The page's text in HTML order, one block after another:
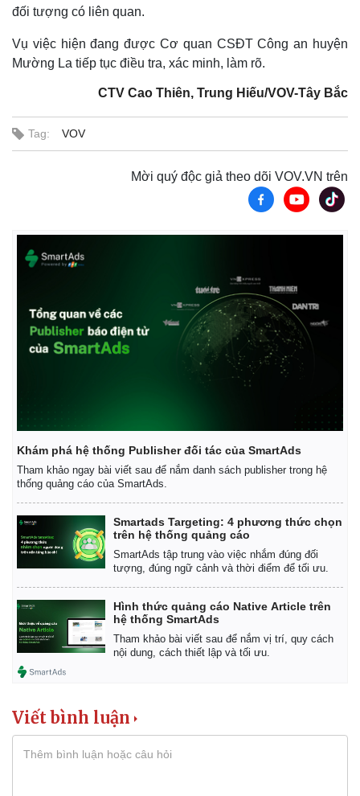
Quan sát
E-Magazine
Infographic
đối tượng có liên quan.
Vụ việc hiện đang được Cơ quan CSĐT Công an huyện
Mường La tiếp tục điều tra, xác minh, làm rõ.
CTV Cao Thiên, Trung Hiếu/VOV-Tây Bắc
Tag: VOV
Mời quý độc giả theo dõi VOV.VN trên
Khám phá hệ thống Publisher đối tác của SmartAds
Tham khảo ngay bài viết sau để nắm danh sách publisher trong hệ
thống quảng cáo của SmartAds.
Smartads Targeting: 4 phương thức chọn
trên hệ thống quảng cáo
SmartAds tập trung vào việc nhắm đúng đối
tượng, đúng ngữ cảnh và thời điểm để tối ưu.
Hình thức quảng cáo Native Article trên
hệ thống SmartAds
Tham khảo bài viết sau để nắm vị trí, quy cách
nội dung, cách thiết lập và tối ưu.
Viết bình luận